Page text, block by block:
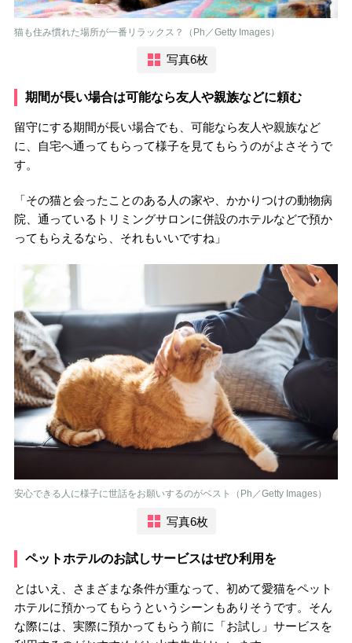
猫も住み慣れた場所が一番リラックス？（Ph／Getty Images）
写真6枚
期間が長い場合は可能なら友人や親族などに頼む
留守にする期間が長い場合でも、可能なら友人や親族など
に、自宅へ通ってもらって様子を見てもらうのがよさそうで
す。
「その猫と会ったことのある人の家や、かかりつけの動物病
院、通っているトリミングサロンに併設のホテルなどで預か
ってもらえるなら、それもいいですね」
安心できる人に様子に世話をお願いするのがベスト（Ph／Getty Images）
写真6枚
ペットホテルのお試しサービスはぜひ利用を
とはいえ、さまざまな条件が重なって、初めて愛猫をペット
ホテルに預かってもらうというシーンもありそうです。そん
な際には、実際に預かってもらう前に「お試し」サービスを